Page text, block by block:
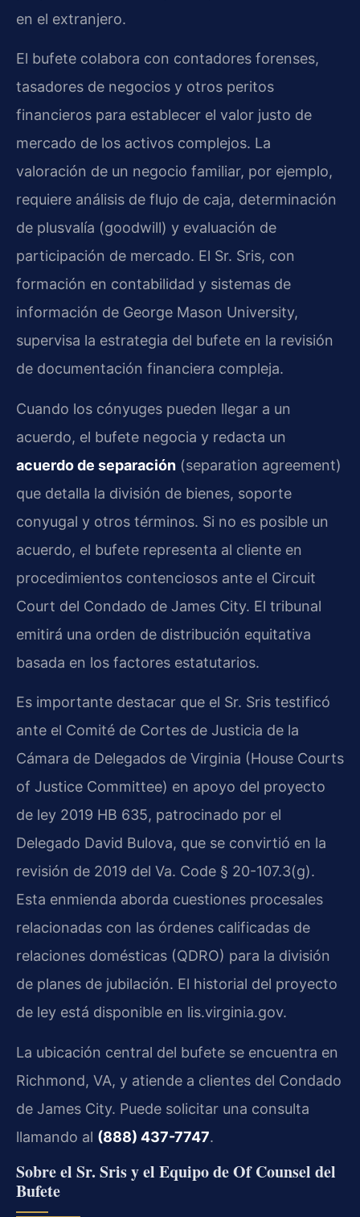
en el extranjero.
El bufete colabora con contadores forenses,
tasadores de negocios y otros peritos
financieros para establecer el valor justo de
mercado de los activos complejos. La
valoración de un negocio familiar, por ejemplo,
requiere análisis de flujo de caja, determinación
de plusvalía (goodwill) y evaluación de
participación de mercado. El Sr. Sris, con
formación en contabilidad y sistemas de
información de George Mason University,
supervisa la estrategia del bufete en la revisión
de documentación financiera compleja.
Cuando los cónyuges pueden llegar a un
acuerdo, el bufete negocia y redacta un
acuerdo de separación (separation agreement)
que detalla la división de bienes, soporte
conyugal y otros términos. Si no es posible un
acuerdo, el bufete representa al cliente en
procedimientos contenciosos ante el Circuit
Court del Condado de James City. El tribunal
emitirá una orden de distribución equitativa
basada en los factores estatutarios.
Es importante destacar que el Sr. Sris testificó
ante el Comité de Cortes de Justicia de la
Cámara de Delegados de Virginia (House Courts
of Justice Committee) en apoyo del proyecto
de ley 2019 HB 635, patrocinado por el
Delegado David Bulova, que se convirtió en la
revisión de 2019 del Va. Code § 20-107.3(g).
Esta enmienda aborda cuestiones procesales
relacionadas con las órdenes calificadas de
relaciones domésticas (QDRO) para la división
de planes de jubilación. El historial del proyecto
de ley está disponible en lis.virginia.gov.
La ubicación central del bufete se encuentra en
Richmond, VA, y atiende a clientes del Condado
de James City. Puede solicitar una consulta
llamando al (888) 437-7747.
Sobre el Sr. Sris y el Equipo de Of Counsel del
Bufete